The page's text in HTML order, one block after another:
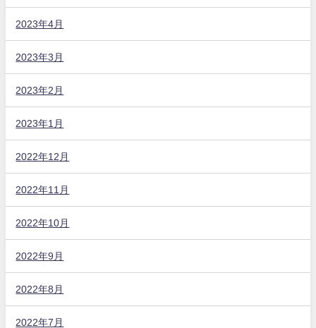
2023年4月
2023年3月
2023年2月
2023年1月
2022年12月
2022年11月
2022年10月
2022年9月
2022年8月
2022年7月